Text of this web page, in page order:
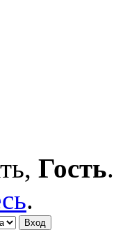
Гость
.